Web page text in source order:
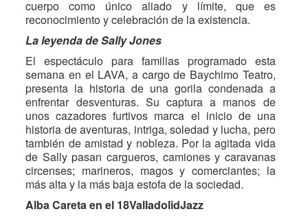
cuerpo como único aliado y límite, que es
reconocimiento y celebración de la existencia.
La leyenda de Sally Jones
El espectáculo para familias programado esta
semana en el LAVA, a cargo de Baychimo Teatro,
presenta la historia de una gorila condenada a
enfrentar desventuras. Su captura a manos de
unos cazadores furtivos marca el inicio de una
historia de aventuras, intriga, soledad y lucha, pero
también de amistad y nobleza. Por la agitada vida
de Sally pasan cargueros, camiones y caravanas
circenses; marineros, magos y comerciantes; la
más alta y la más baja estofa de la sociedad.
Alba Careta en el 18ValladolidJazz